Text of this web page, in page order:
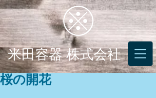
米田容器 株式会社
桜の開花